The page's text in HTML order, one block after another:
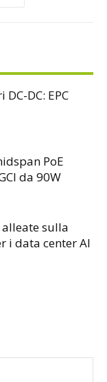
DC: EPC
PoE
da 90W
alleate sulla
i data center AI